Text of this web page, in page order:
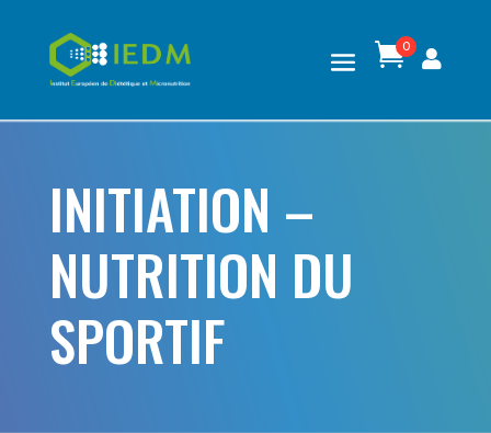
0

INITIATION –
NUTRITION DU
SPORTIF